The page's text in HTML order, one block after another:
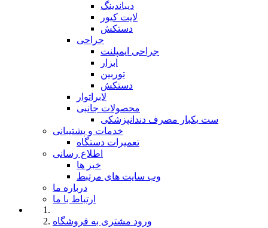
دیباندینگ
لایت کیور
دستکش
جراحی
جراحی ایمپلنت
ابزار
توربین
دستکش
لابراتوار
محصولات جانبی
ست یکبار مصرف دندانپزشکی
خدمات و پشتیبانی
تعمیرات دستگاه
اطلاع رسانی
خبر ها
وب سایت های مرتبط
درباره ما
ارتباط با ما
ورود مشتری به فروشگاه